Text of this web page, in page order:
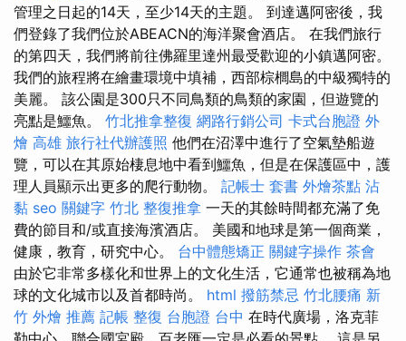
管理之日起的14天，至少14天的主題。 到達邁阿密後，我
們登錄了我們位於ABEACN的海洋聚會酒店。 在我們旅行
的第四天，我們將前往佛羅里達州最受歡迎的小鎮邁阿密。
我們的旅程將在繪畫環境中填補，西部棕櫚島的中級獨特的
美麗。 該公園是300只不同鳥類的鳥類的家園，但遊覽的
亮點是鱷魚。 竹北推拿整復 網路行銷公司 卡式台胞證 外
燴 高雄 旅行社代辦護照 他們在沼澤中進行了空氣墊船遊
覽，可以在其原始棲息地中看到鱷魚，但是在保護區中，護
理人員顯示出更多的爬行動物。 記帳士 套書 外燴茶點 沾
黏 seo 關鍵字 竹北 整復推拿 一天的其餘時間都充滿了免
費的節目和/或直接海濱酒店。 美國和地球是第一個商業，
健康，教育，研究中心。 台中體態矯正 關鍵字操作 茶會
由於它非常多樣化和世界上的文化生活，它通常也被稱為地
球的文化城市以及首都時尚。 html 撥筋禁忌 竹北腰痛 新
竹 外燴 推薦 記帳 整復 台胞證 台中 在時代廣場，洛克菲